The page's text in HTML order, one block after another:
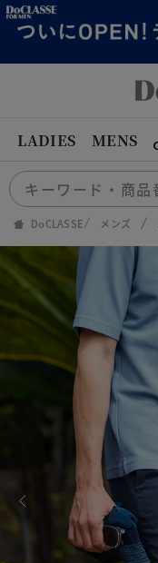
LADIES MENS
DoCLASSE メンズ